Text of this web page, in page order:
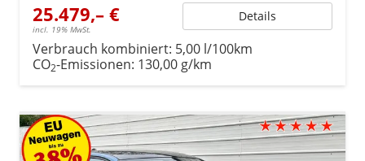
25.479,– €
incl. 19% MwSt.
Details
Verbrauch kombiniert: 5,00 l/100km
CO2-Emissionen: 130,00 g/km